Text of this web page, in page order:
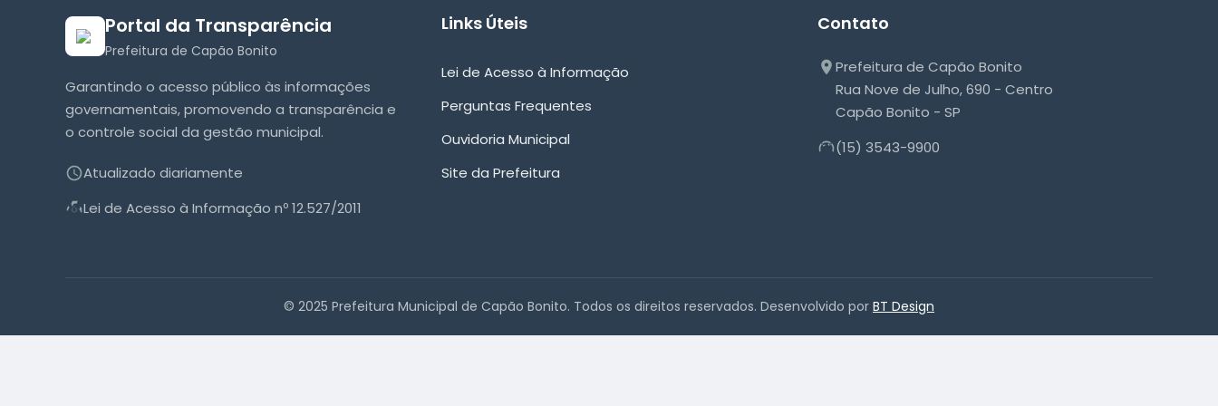
Portal da Transparência
Prefeitura de Capão Bonito
Garantindo o acesso público às informações
governamentais, promovendo a transparência e
o controle social da gestão municipal.
Atualizado diariamente
Lei de Acesso à Informação nº 12.527/2011
Links Úteis
Lei de Acesso à Informação
Perguntas Frequentes
Ouvidoria Municipal
Site da Prefeitura
Contato
Prefeitura de Capão Bonito
Rua Nove de Julho, 690 - Centro
Capão Bonito - SP
(15) 3543-9900
© 2025 Prefeitura Municipal de Capão Bonito. Todos os direitos reservados. Desenvolvido por BT Design